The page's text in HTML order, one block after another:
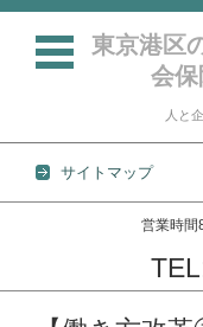
東京港区
会保
人と
サイトマップ
営業時間
コンテンツに移動